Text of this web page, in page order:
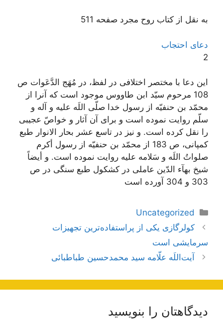
به نقل از کتاب روح مجرد صفحه 511
دعای احتجاب
2
اين دعا با مختصر اختلافى در لفظ، در مُهَج الدَّعَوات ص
108 مرحوم سيّد ابن طاووس موجود است كه آنرا از
محمّد بن حنفيّه از رسول خدا صلّى اللَه عليه و آله و
سلّم روايت نموده است و براى آن آثار و خواصّ عجيبى
را نقل كرده است. و نيز در تاسع عشر بحار الانوار طبع
كمپانى، ص 183 از محمّد بن حنفيّه از رسول أكرم
صلواتُ اللَه و سَلامه عليه روايت نموده است. و أيضاً
شيخ بهآء الدّين عاملى در كشكول طبع سنگى در ص
303 و 304 آورده است
دسته‌ها
Uncategorized
ناوبری
نوشته‌ها
کولرگازی یکی از پراستفاده‌ترین تجهیزات
سرمایشی است
آیت‌اللَه علّامه سید محمدحسین طباطبائی
دیدگاهتان را بنویسید